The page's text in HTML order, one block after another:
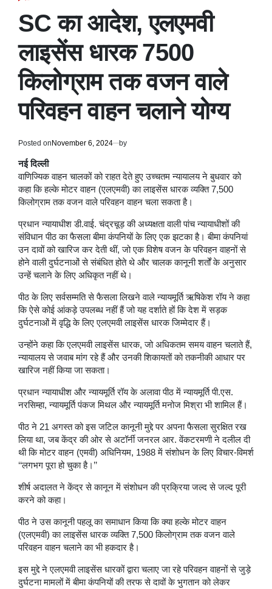
SC का आदेश, एलएमवी
लाइसेंस धारक 7500
किलोग्राम तक वजन वाले
परिवहन वाहन चलाने योग्य
Posted onNovember 6, 2024 by
नई दिल्ली
वाणिज्यिक वाहन चालकों को राहत देते हुए उच्चतम न्यायालय ने बुधवार को
कहा कि हल्के मोटर वाहन (एलएमवी) का लाइसेंस धारक व्यक्ति 7,500
किलोग्राम तक वजन वाले परिवहन वाहन चला सकता है।
प्रधान न्यायाधीश डी.वाई. चंद्रचूड़ की अध्यक्षता वाली पांच न्यायाधीशों की
संविधान पीठ का फैसला बीमा कंपनियों के लिए एक झटका है। बीमा कंपनियां
उन दावों को खारिज कर देती थीं, जो एक विशेष वजन के परिवहन वाहनों से
होने वाली दुर्घटनाओं से संबंधित होते थे और चालक कानूनी शर्तों के अनुसार
उन्हें चलाने के लिए अधिकृत नहीं थे।
पीठ के लिए सर्वसम्मति से फैसला लिखने वाले न्यायमूर्ति ऋषिकेश रॉय ने कहा
कि ऐसे कोई आंकड़े उपलब्ध नहीं हैं जो यह दर्शाते हों कि देश में सड़क
दुर्घटनाओं में वृद्धि के लिए एलएमवी लाइसेंस धारक जिम्मेदार हैं।
उन्होंने कहा कि एलएमवी लाइसेंस धारक, जो अधिकतम समय वाहन चलाते हैं,
न्यायालय से जवाब मांग रहे हैं और उनकी शिकायतों को तकनीकी आधार पर
खारिज नहीं किया जा सकता।
प्रधान न्यायाधीश और न्यायमूर्ति रॉय के अलावा पीठ में न्यायमूर्ति पी.एस.
नरसिम्हा, न्यायमूर्ति पंकज मिथल और न्यायमूर्ति मनोज मिश्रा भी शामिल हैं।
पीठ ने 21 अगस्त को इस जटिल कानूनी मुद्दे पर अपना फैसला सुरक्षित रख
लिया था, जब केंद्र की ओर से अटॉर्नी जनरल आर. वेंकटरमणी ने दलील दी
थी कि मोटर वाहन (एमवी) अधिनियम, 1988 में संशोधन के लिए विचार-विमर्श
‘‘लगभग पूरा हो चुका है।’’
शीर्ष अदालत ने केंद्र से कानून में संशोधन की प्रक्रिया जल्द से जल्द पूरी
करने को कहा।
पीठ ने उस कानूनी पहलू का समाधान किया कि क्या हल्के मोटर वाहन
(एलएमवी) का लाइसेंस धारक व्यक्ति 7,500 किलोग्राम तक वजन वाले
परिवहन वाहन चलाने का भी हकदार है।
इस मुद्दे ने एलएमवी लाइसेंस धारकों द्वारा चलाए जा रहे परिवहन वाहनों से जुड़े
दुर्घटना मामलों में बीमा कंपनियों की तरफ से दावों के भुगतान को लेकर